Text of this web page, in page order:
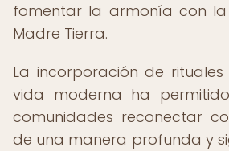
fomentar la armonía con
Madre Tierra.
La incorporación de
vida moderna ha
comunidades reconectar
de una manera profunda y